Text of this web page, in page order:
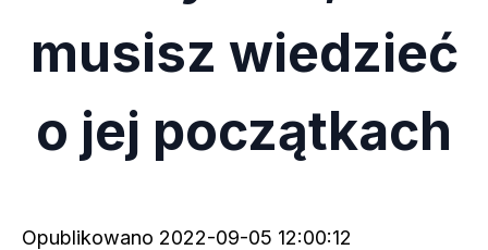
musisz wiedzieć
o jej początkach
Opublikowano 2022-09-05 12:00:12